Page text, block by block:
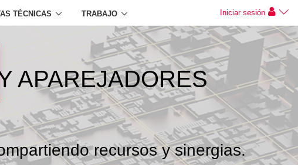
TÉCNICAS TRABAJO Iniciar sesión
APAREJADORES
recursos y sinergias.